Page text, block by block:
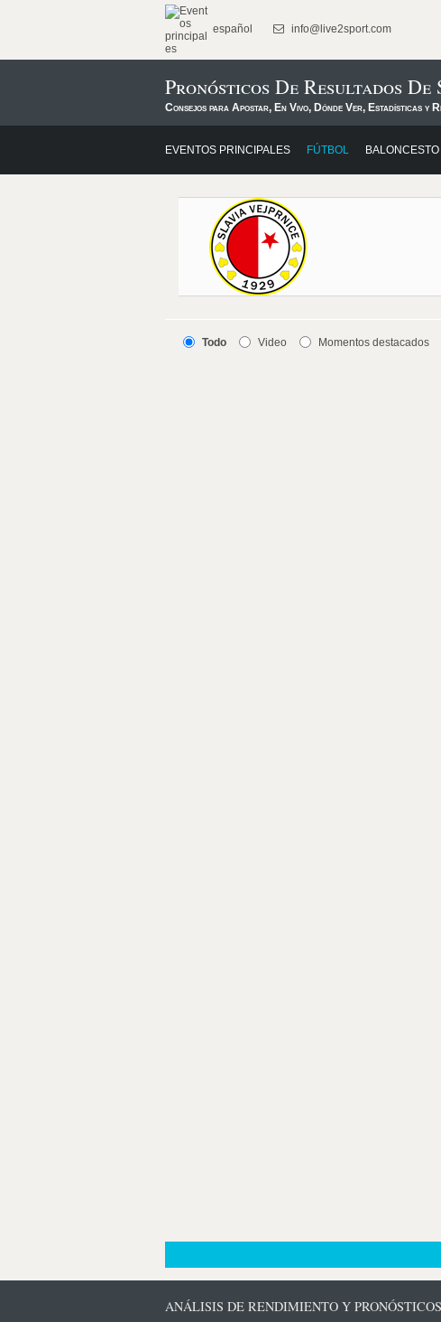
español info@live2sport.com
Pronósticos De Resultados
Consejos para Apostar, En Vivo, Dónde Ver, Estadísticas y
EVENTOS PRINCIPALES FÚTBOL BALONCESTO
Todo Video Momentos destacados
ANÁLISIS DE RENDIMIENTO Y